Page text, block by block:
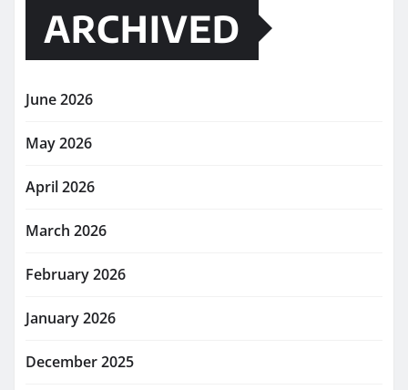
ARCHIVED
June 2026
May 2026
April 2026
March 2026
February 2026
January 2026
December 2025